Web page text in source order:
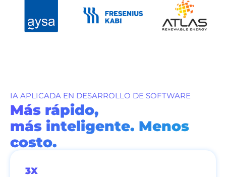
IA APLICADA EN DESARROLLO DE SOFTWARE
Más rápido,
más inteligente. Menos
costo.
3X